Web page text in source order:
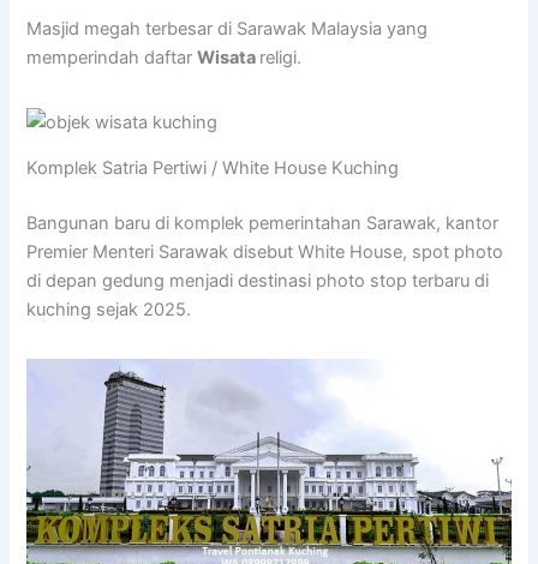
Masjid megah terbesar di Sarawak Malaysia yang
memperindah daftarWisata religi.
Komplek Satria Pertiwi / White House Kuching
Bangunan baru di komplek pemerintahan Sarawak, kantor
Premier Menteri Sarawak disebut White House, spot photo
di depan gedung menjadi destinasi photo stop terbaru di
kuching sejak 2025.